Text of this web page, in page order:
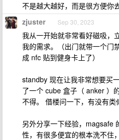
不是越大越好，而是很方便你
zjuster Sep 30, 2023
我从一开始就非常看好磁吸，
我的需求。（出门就带一个门
成 nfc 贴到健身卡上了）
standby 现在让我非常想要买
了一个 cube 盒子（ anker ）
不得。 借楼问一下，有没有类
另外分享一下经验，magsafe
性，有很多便宜的根本洗不住